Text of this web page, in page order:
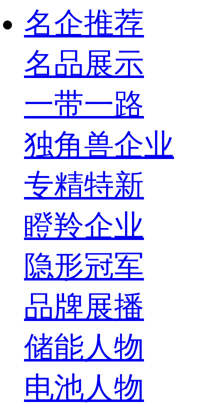
名企推荐
名品展示
一带一路
独角兽企业
专精特新
瞪羚企业
隐形冠军
品牌展播
储能人物
电池人物